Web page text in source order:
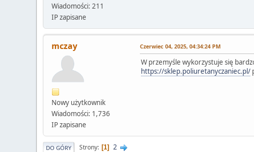
Wiadomości: 211
IP zapisane
mczay
Nowy użytkownik
Wiadomości: 1,736
IP zapisane
Czerwiec 04, 2025, 04:34:24 PM
W przemyśle wykorzystuje się
https://sklep.poliuretanyczaniec.pl/
DO GÓRY Strony 1 2